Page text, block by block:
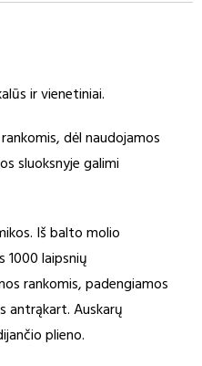
ir vienetiniai.
dėl naudojamos
sluoksnyje galimi
Iš balto molio
laipsnių
rankomis, padengiamos
antrąkart. Auskarų
plieno.